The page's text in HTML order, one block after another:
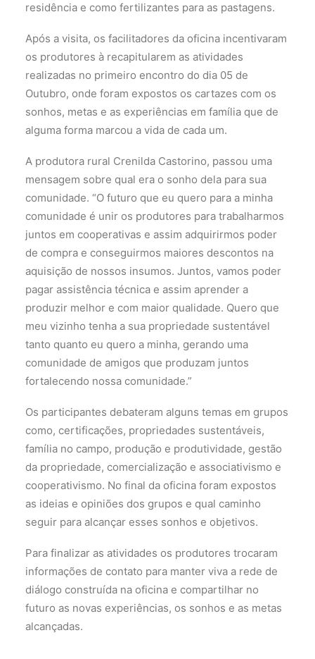
residência e como fertilizantes para as pastagens.
Após a visita, os facilitadores da oficina incentivaram
os produtores à recapitularem as atividades
realizadas no primeiro encontro do dia 05 de
Outubro, onde foram expostos os cartazes com os
sonhos, metas e as experiências em família que de
alguma forma marcou a vida de cada um.
A produtora rural Crenilda Castorino, passou uma
mensagem sobre qual era o sonho dela para sua
comunidade. “O futuro que eu quero para a minha
comunidade é unir os produtores para trabalharmos
juntos em cooperativas e assim adquirirmos poder
de compra e conseguirmos maiores descontos na
aquisição de nossos insumos. Juntos, vamos poder
pagar assistência técnica e assim aprender a
produzir melhor e com maior qualidade. Quero que
meu vizinho tenha a sua propriedade sustentável
tanto quanto eu quero a minha, gerando uma
comunidade de amigos que produzam juntos
fortalecendo nossa comunidade.”
Os participantes debateram alguns temas em grupos
como, certificações, propriedades sustentáveis,
família no campo, produção e produtividade, gestão
da propriedade, comercialização e associativismo e
cooperativismo. No final da oficina foram expostos
as ideias e opiniões dos grupos e qual caminho
seguir para alcançar esses sonhos e objetivos.
Para finalizar as atividades os produtores trocaram
informações de contato para manter viva a rede de
diálogo construída na oficina e compartilhar no
futuro as novas experiências, os sonhos e as metas
alcançadas.